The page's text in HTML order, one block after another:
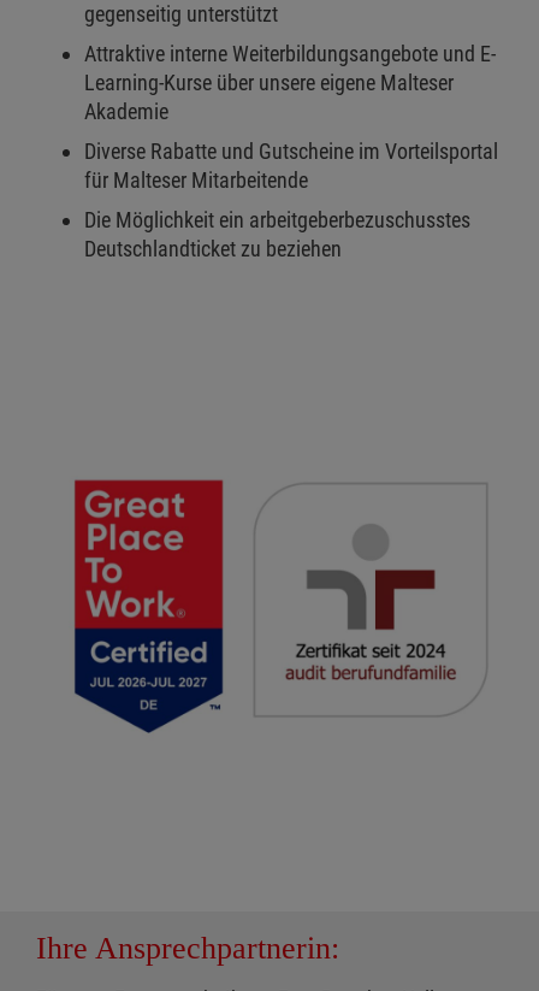
gegenseitig unterstützt
Attraktive interne Weiterbildungsangebote und E-
Learning-Kurse über unsere eigene Malteser
Akademie
Diverse Rabatte und Gutscheine im Vorteilsportal
für Malteser Mitarbeitende
Die Möglichkeit ein arbeitgeberbezuschusstes
Deutschlandticket zu beziehen
Ihre Ansprechpartnerin: